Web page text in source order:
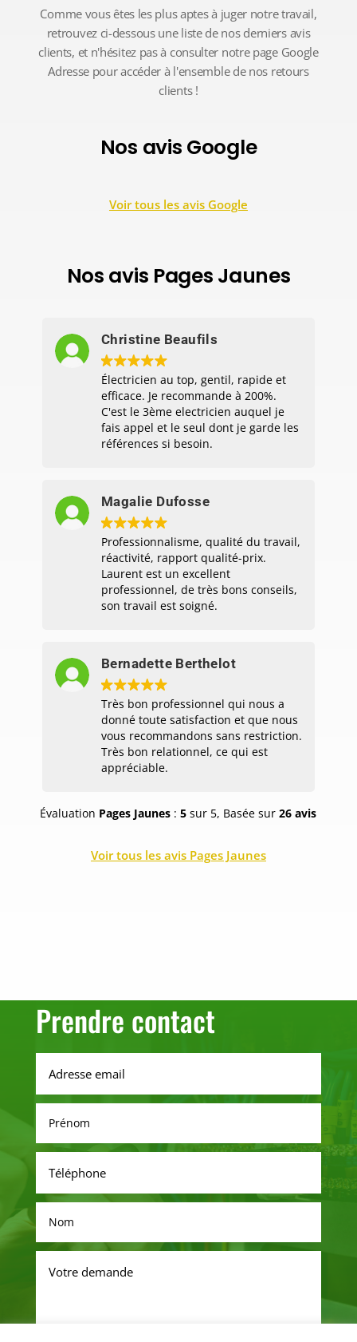
Comme vous êtes les plus aptes à juger notre travail,
retrouvez ci-dessous une liste de nos derniers avis
clients, et n'hésitez pas à consulter notre page Google
Adresse pour accéder à l'ensemble de nos retours
clients !
Nos avis Google
Voir tous les avis Google
Nos avis Pages Jaunes
Christine Beaufils
Électricien au top, gentil, rapide et
efficace. Je recommande à 200%.
C'est le 3ème electricien auquel je
fais appel et le seul dont je garde les
références si besoin.
Magalie Dufosse
Professionnalisme, qualité du travail,
réactivité, rapport qualité-prix.
Laurent est un excellent
professionnel, de très bons conseils,
son travail est soigné.
Bernadette Berthelot
Très bon professionnel qui nous a
donné toute satisfaction et que nous
vous recommandons sans restriction.
Très bon relationnel, ce qui est
appréciable.
Évaluation Pages Jaunes : 5 sur 5, Basée sur 26 avis
Voir tous les avis Pages Jaunes
Prendre contact